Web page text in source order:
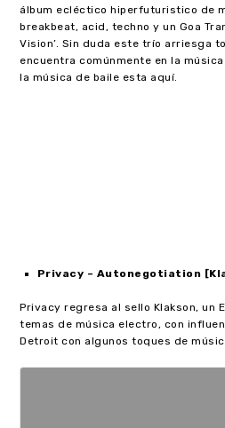
álbum ecléctico hiperfuturistico de
breakbeat, acid, techno y un Goa
Vision’. Sin duda este trío arriesga
encuentra comúnmente en la
la música de baile esta aquí.
Privacy – Autonegotiation
Privacy regresa al sello Klakson, un
temas de música electro, con
Detroit con algunos toques de